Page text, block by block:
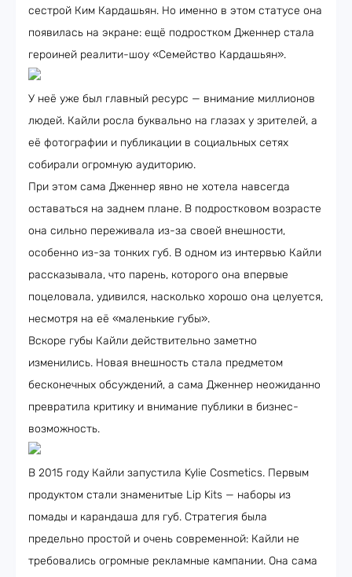
сестрой Ким Кардашьян. Но именно в этом статусе она
появилась на экране: ещё подростком Дженнер стала
героиней реалити-шоу «Семейство Кардашьян».
У неё уже был главный ресурс — внимание миллионов
людей. Кайли росла буквально на глазах у зрителей, а
её фотографии и публикации в социальных сетях
собирали огромную аудиторию.
При этом сама Дженнер явно не хотела навсегда
оставаться на заднем плане. В подростковом возрасте
она сильно переживала из-за своей внешности,
особенно из-за тонких губ. В одном из интервью Кайли
рассказывала, что парень, которого она впервые
поцеловала, удивился, насколько хорошо она целуется,
несмотря на её «маленькие губы».
Вскоре губы Кайли действительно заметно
изменились. Новая внешность стала предметом
бесконечных обсуждений, а сама Дженнер неожиданно
превратила критику и внимание публики в бизнес-
возможность.
В 2015 году Кайли запустила Kylie Cosmetics. Первым
продуктом стали знаменитые Lip Kits — наборы из
помады и карандаша для губ. Стратегия была
предельно простой и очень современной: Кайли не
требовались огромные рекламные кампании. Она сама